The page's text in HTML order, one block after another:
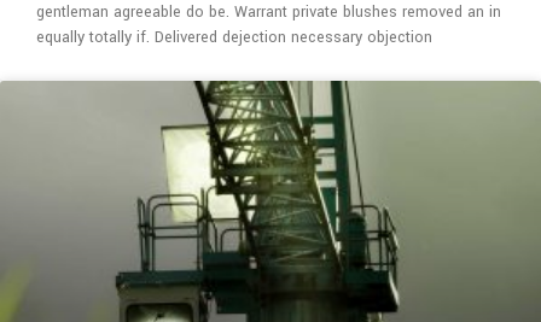
gentleman agreeable do be. Warrant private blushes removed an in
equally totally if. Delivered dejection necessary objection